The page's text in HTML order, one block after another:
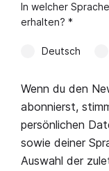
In welcher
erhalten? *
Deutsch
Wenn du den
abonnierst,
persönlichen
sowie deiner
Auswahl der